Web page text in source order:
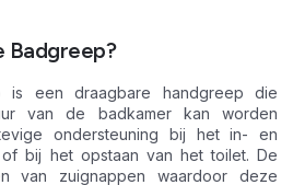
Badgreep?
is een draagbare handgreep die
van de badkamer kan worden
ondersteuning bij het in- en
bij het opstaan van het toilet. De
van zuignappen waardoor deze